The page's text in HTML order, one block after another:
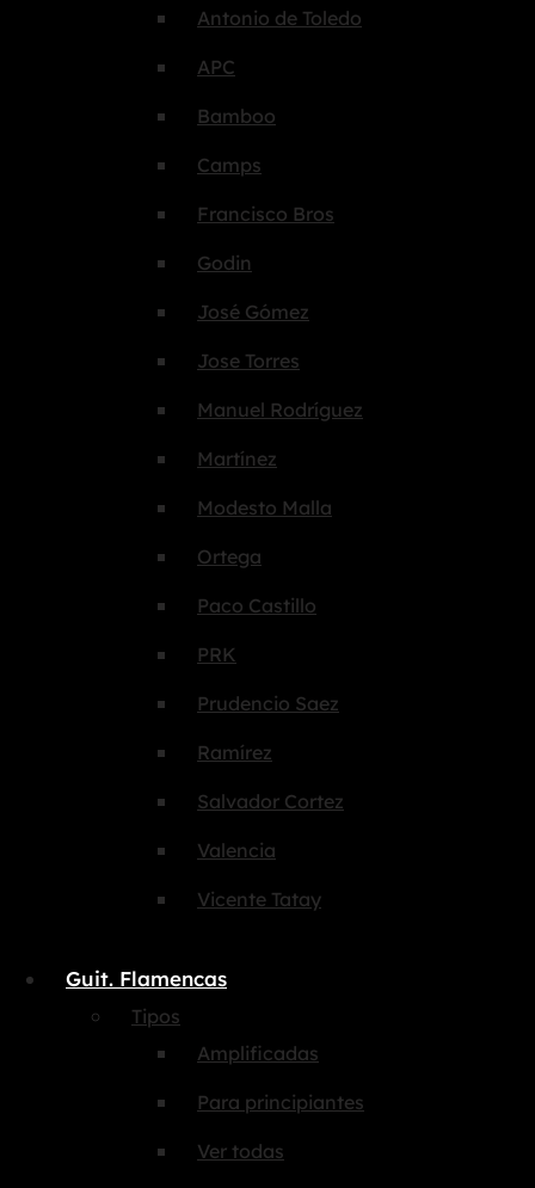
Antonio de Toledo
APC
Bamboo
Camps
Francisco Bros
Godin
José Gómez
Jose Torres
Manuel Rodríguez
Martínez
Modesto Malla
Ortega
Paco Castillo
PRK
Prudencio Saez
Ramírez
Salvador Cortez
Valencia
Vicente Tatay
Guit. Flamencas
Tipos
Amplificadas
Para principiantes
Ver todas